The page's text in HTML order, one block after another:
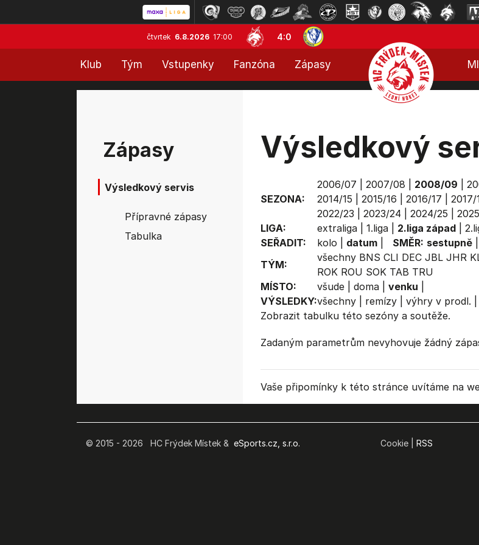
čtvrtek 6.8.2026 17:00 4:0
Klub Tým Vstupenky Fanzóna Zápasy
Zápasy
Výsledkový servis
Přípravné zápasy
Tabulka
Výsledkový
SEZONA:
2006/07 2007/08 2008/09
2014/15
2015/16 2016/17 2017/
2022/23
2023/24 2024/25
LIGA:
extraliga| 1.liga| 2.liga západ|
SEŘADIT:
kolo datum| SMĚR: sestupně|
TÝM:
všechny BNS CLI DEC JBL JHR
ROK ROU SOK TAB TRU
MÍSTO:
všude| doma| venku
VÝSLEDKY:všechny| remízy| výhry v prodl.
Zobrazit tabulkutéto sezóny a soutěže.
Zadaným parametrům nevyhovuje žádný
Vaše připomínky k této stránce uvítáme na
© 2015 - 2026 HC Frýdek Místek &eSports.cz, s.r.o. Cookie | RSS